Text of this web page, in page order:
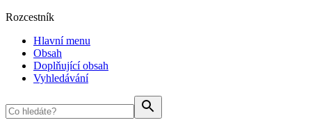
Rozcestník
Hlavní menu
Obsah
Doplňující obsah
Vyhledávání